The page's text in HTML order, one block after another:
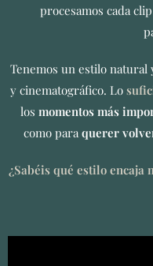
procesamos cada
Tenemos un estilo natural
y cinematográfico. Lo
los momentos más
como paraquerer
¿Sabéis qué estilo encaja